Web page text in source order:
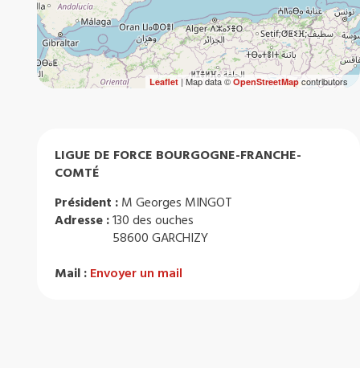
Leaflet| Map data ©OpenStreetMapcontributors
LIGUE DE FORCE BOURGOGNE-FRANCHE-
COMTÉ
Président : M Georges MINGOT
Adresse :130 des ouches
58600 GARCHIZY
Mail : Envoyer un mail